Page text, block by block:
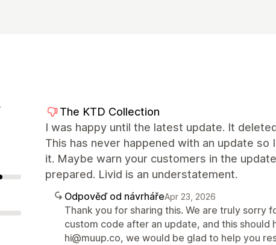
The KTD Collection
I was happy until the latest update. It
This has never happened with an update
it. Maybe warn your customers in the
prepared. Livid is an understatement.
Odpověď od návrhářeApr 23, 2026
Thank you for sharing this. We are truly sorry
custom code after an update, and this
hi@muup.co, we would be glad to help you